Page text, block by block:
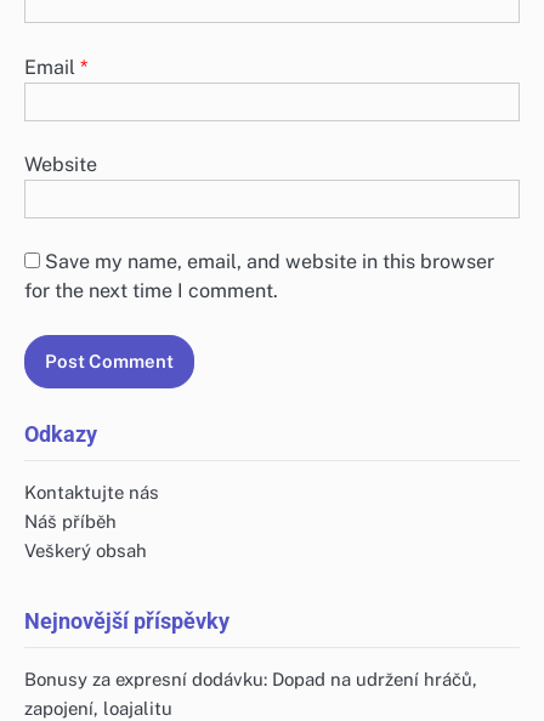
Email *
Website
Save my name, email, and website in this browser
for the next time I comment.
Odkazy
Kontaktujte nás
Náš příběh
Veškerý obsah
Nejnovější příspěvky
Bonusy za expresní dodávku: Dopad na udržení hráčů,
zapojení, loajalitu